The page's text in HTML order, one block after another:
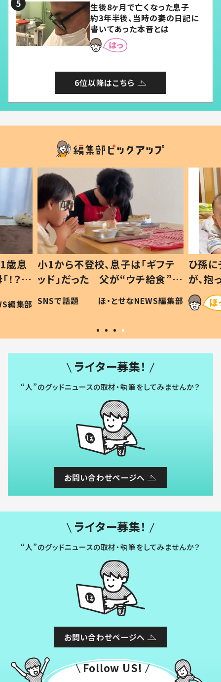
生後8ヶ月で亡くなった息子
約3年半後、当時の妻の日記に
書いてあった本音とは
6位以降はこちら
歳息
？」
編集部
小1から不登校、息子は「ギフテ
ッド」だった 父が“ウチ給食”を
作り続ける理由とは #令和の親
#令和の子
SNSで話題 ほ・とせなNEWS編集部
ひ孫
が、
「涙が
い」
ライター募集！
“人”のグッドニュースの取材・執筆をしてみませんか？
お問い合わせページへ
ライター募集！
“人”のグッドニュースの取材・執筆をしてみませんか？
お問い合わせページへ
Follow US!